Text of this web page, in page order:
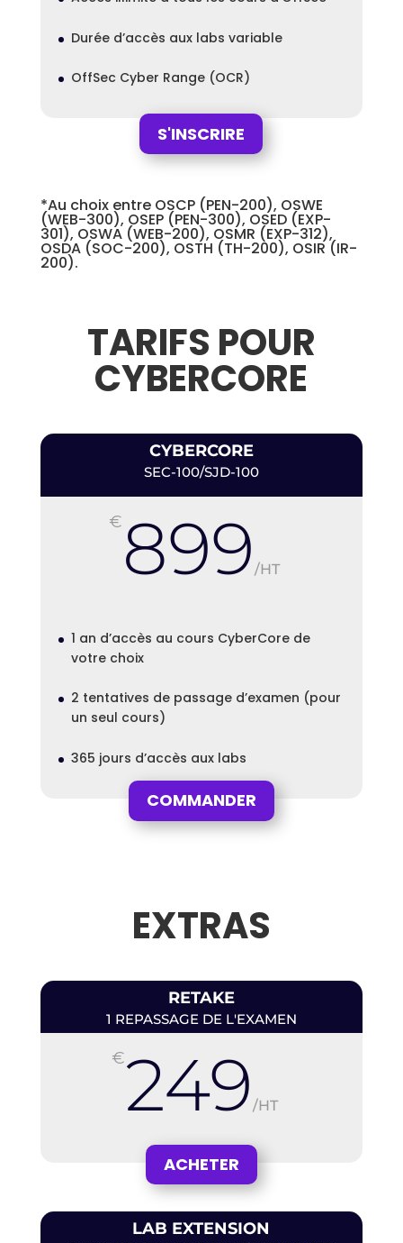
Durée d’accès aux labs variable
OffSec Cyber Range (OCR)
S'INSCRIRE
*Au choix entre OSCP (PEN-200), OSWE
(WEB-300), OSEP (PEN-300), OSED (EXP-
301), OSWA (WEB-200), OSMR (EXP-312),
OSDA (SOC-200), OSTH (TH-200), OSIR (IR-
200).
TARIFS POUR
CYBERCORE
CYBERCORE
SEC-100/SJD-100
€ 899/HT
1 an d’accès au cours CyberCore de
votre choix
2 tentatives de passage d’examen (pour
un seul cours)
365 jours d’accès aux labs
COMMANDER
EXTRAS
RETAKE
1 REPASSAGE DE L'EXAMEN
€249 /HT
ACHETER
LAB EXTENSION